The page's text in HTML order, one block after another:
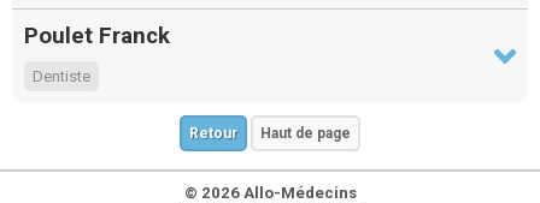
Poulet Franck
Dentiste
Retour Haut de page
© 2026 Allo-Médecins